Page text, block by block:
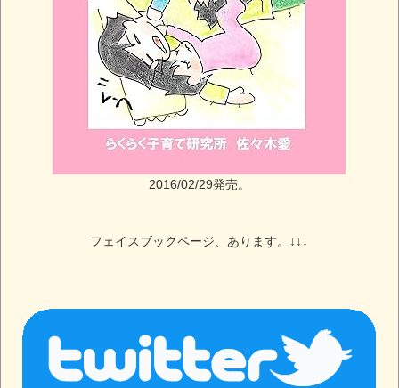
2016/02/29発売。
フェイスブックページ、あります。↓↓↓